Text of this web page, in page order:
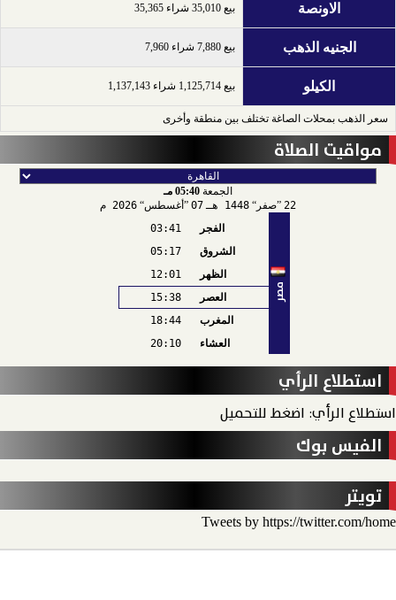
الاونصة بيع 35,010 شراء 35,365
الجنيه الذهب بيع 7,880 شراء 7,960
الكيلو بيع 1,125,714 شراء 1,137,143
سعر الذهب بمحلات الصاغة تختلف بين منطقة وأخرى
مواقيت الصلاة
الجمعة 05:40 مـ
22 صفر 1448 هـ 07 أغسطس 2026 م
مصر
الفجر
03:41
الشروق
05:17
الظهر
12:01
العصر
15:38
المغرب
18:44
العشاء
20:10
استطلاع الرأي
استطلاع الرأي: اضغط للتحميل
الفيس بوك
تويتر
Tweets by https://twitter.com/home